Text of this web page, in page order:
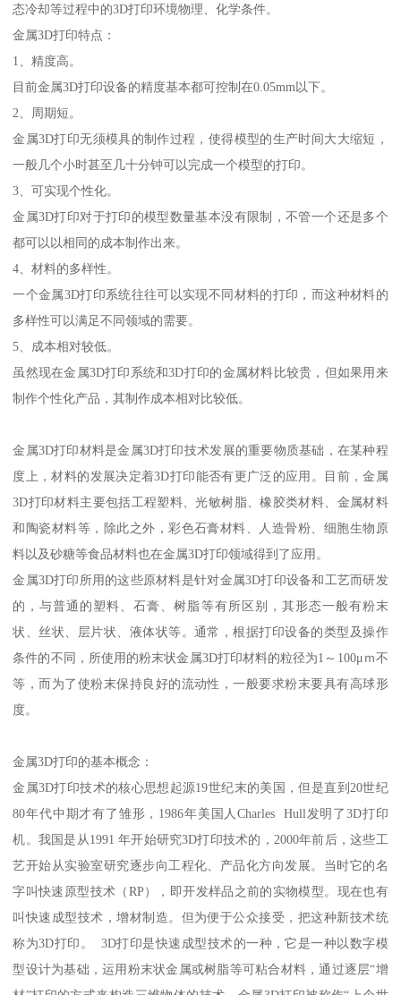
态冷却等过程中的3D打印环境物理、化学条件。
金属3D打印特点：
1、精度高。
目前金属3D打印设备的精度基本都可控制在0.05mm以下。
2、周期短。
金属3D打印无须模具的制作过程，使得模型的生产时间大大缩短，
一般几个小时甚至几十分钟可以完成一个模型的打印。
3、可实现个性化。
金属3D打印对于打印的模型数量基本没有限制，不管一个还是多个
都可以以相同的成本制作出来。
4、材料的多样性。
一个金属3D打印系统往往可以实现不同材料的打印，而这种材料的
多样性可以满足不同领域的需要。
5、成本相对较低。
虽然现在金属3D打印系统和3D打印的金属材料比较贵，但如果用来
制作个性化产品，其制作成本相对比较低。
金属3D打印材料是金属3D打印技术发展的重要物质基础，在某种程
度上，材料的发展决定着3D打印能否有更广泛的应用。目前，金属
3D打印材料主要包括工程塑料、光敏树脂、橡胶类材料、金属材料
和陶瓷材料等，除此之外，彩色石膏材料、人造骨粉、细胞生物原
料以及砂糖等食品材料也在金属3D打印领域得到了应用。
金属3D打印所用的这些原材料是针对金属3D打印设备和工艺而研发
的，与普通的塑料、石膏、树脂等有所区别，其形态一般有粉末
状、丝状、层片状、液体状等。通常，根据打印设备的类型及操作
条件的不同，所使用的粉末状金属3D打印材料的粒径为1～100μｍ不
等，而为了使粉末保持良好的流动性，一般要求粉末要具有高球形
度。
金属3D打印的基本概念：
金属3D打印技术的核心思想起源19世纪末的美国，但是直到20世纪
80年代中期才有了雏形，1986年美国人Charles Hull发明了3D打印
机。我国是从1991 年开始研究3D打印技术的，2000年前后，这些工
艺开始从实验室研究逐步向工程化、产品化方向发展。当时它的名
字叫快速原型技术（RP），即开发样品之前的实物模型。现在也有
叫快速成型技术，增材制造。但为便于公众接受，把这种新技术统
称为3D打印。 3D打印是快速成型技术的一种，它是一种以数字模
型设计为基础，运用粉末状金属或树脂等可粘合材料，通过逐层“增